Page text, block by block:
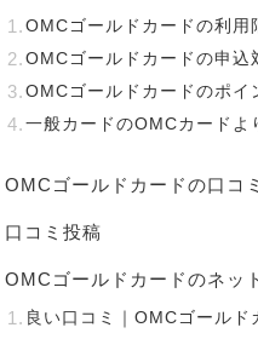
OMCゴールドカードの利用
OMCゴールドカードの申込
OMCゴールドカードのポイ
一般カードのOMCカードよ
OMCゴールドカードの口コ
口コミ投稿
OMCゴールドカードのネッ
良い口コミ｜OMCゴール